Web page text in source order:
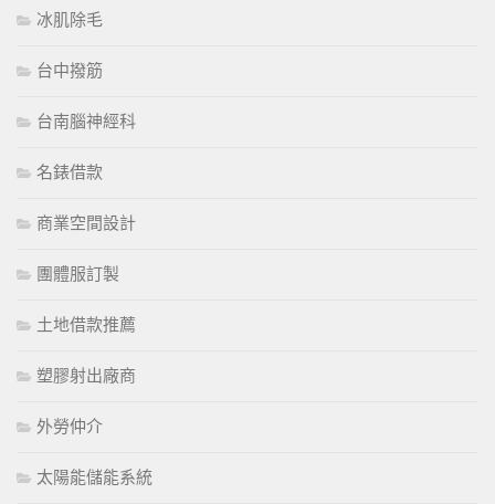
冰肌除毛
台中撥筋
台南腦神經科
名錶借款
商業空間設計
團體服訂製
土地借款推薦
塑膠射出廠商
外勞仲介
太陽能儲能系統